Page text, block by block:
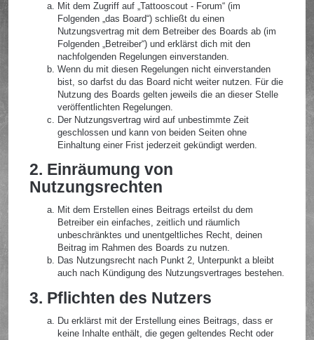
Mit dem Zugriff auf „Tattooscout - Forum“ (im
Folgenden „das Board“) schließt du einen
Nutzungsvertrag mit dem Betreiber des Boards ab (im
Folgenden „Betreiber“) und erklärst dich mit den
nachfolgenden Regelungen einverstanden.
Wenn du mit diesen Regelungen nicht einverstanden
bist, so darfst du das Board nicht weiter nutzen. Für die
Nutzung des Boards gelten jeweils die an dieser Stelle
veröffentlichten Regelungen.
Der Nutzungsvertrag wird auf unbestimmte Zeit
geschlossen und kann von beiden Seiten ohne
Einhaltung einer Frist jederzeit gekündigt werden.
2. Einräumung von
Nutzungsrechten
Mit dem Erstellen eines Beitrags erteilst du dem
Betreiber ein einfaches, zeitlich und räumlich
unbeschränktes und unentgeltliches Recht, deinen
Beitrag im Rahmen des Boards zu nutzen.
Das Nutzungsrecht nach Punkt 2, Unterpunkt a bleibt
auch nach Kündigung des Nutzungsvertrages bestehen.
3. Pflichten des Nutzers
Du erklärst mit der Erstellung eines Beitrags, dass er
keine Inhalte enthält, die gegen geltendes Recht oder